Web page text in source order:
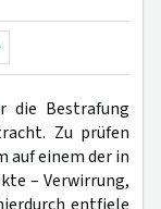
die Bestrafung
Zu prüfen
auf einem der in
– Verwirrung,